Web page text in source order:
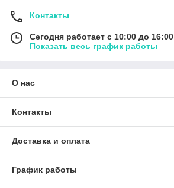
Контакты
Сегодня работает с 10:00 до 16:00
Показать весь график работы
О нас
Контакты
Доставка и оплата
График работы